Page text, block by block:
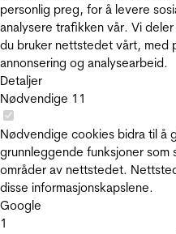
personlig preg, for å levere
analysere trafikken vår. Vi
du bruker nettstedet vårt, med
annonsering og analysearbeid.
Detaljer
Nødvendige 11
Nødvendige cookies bidra til å
grunnleggende funksjoner som
områder av nettstedet.
disse informasjonskapslene.
Google
1